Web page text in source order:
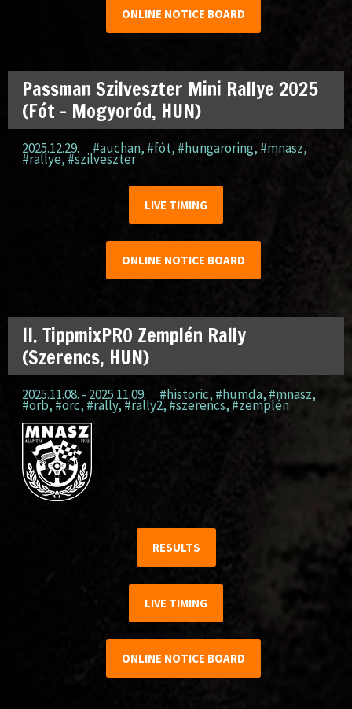
ONLINE NOTICE BOARD
Passman Szilveszter Mini Rallye 2025
(Fót – Mogyoród, HUN)
2025.12.29. #auchan, #fót, #hungaroring, #mnasz,
#rallye, #szilveszter
LIVE TIMING
ONLINE NOTICE BOARD
II. TippmixPRO Zemplén Rally
(Szerencs, HUN)
2025.11.08. - 2025.11.09. #historic, #humda, #mnasz,
#orb, #orc, #rally, #rally2, #szerencs, #zemplén
RESULTS
LIVE TIMING
ONLINE NOTICE BOARD